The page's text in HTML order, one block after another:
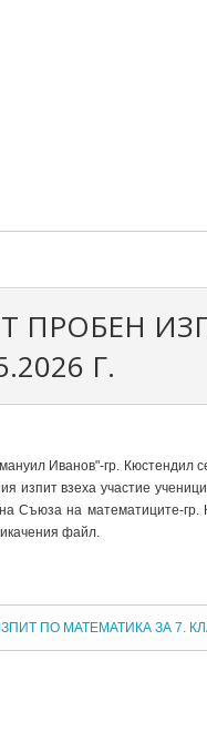
ПРОБЕН
Г.
Иванов"-гр. Кюстендил
изпит взеха участие
Съюза на математиците-
файл.
ПО МАТЕМАТИКА ЗА 7.